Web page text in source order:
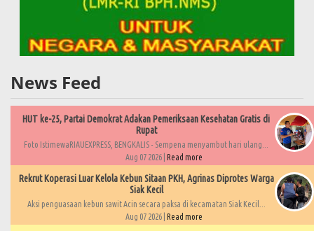
News Feed
HUT ke-25, Partai Demokrat Adakan Pemeriksaan Kesehatan Gratis di
Rupat
Foto IstimewaRIAUEXPRESS, BENGKALIS - Sempena menyambut hari ulang...
Aug 07 2026 | Read more
Rekrut Koperasi Luar Kelola Kebun Sitaan PKH, Agrinas Diprotes Warga
Siak Kecil
Aksi penguasaan kebun sawit Acin secara paksa di kecamatan Siak Kecil...
Aug 07 2026 | Read more